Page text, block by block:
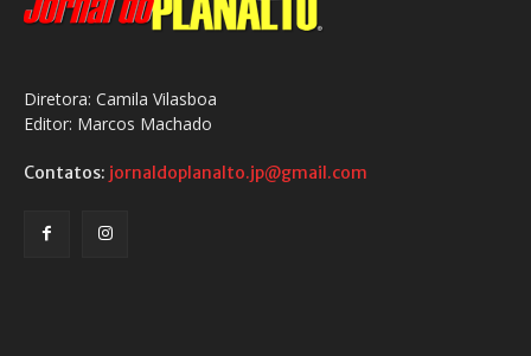
Diretora: Camila Vilasboa
Editor: Marcos Machado
Contatos: jornaldoplanalto.jp@gmail.com